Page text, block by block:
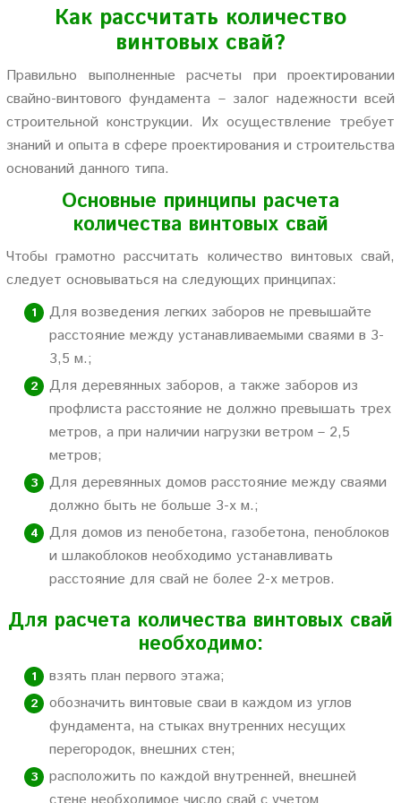
Как рассчитать количество
винтовых свай?
Правильно выполненные расчеты при проектировании
свайно-винтового фундамента – залог надежности всей
строительной конструкции. Их осуществление требует
знаний и опыта в сфере проектирования и строительства
оснований данного типа.
Основные принципы расчета
количества винтовых свай
Чтобы грамотно рассчитать количество винтовых свай,
следует основываться на следующих принципах:
Для возведения легких заборов не превышайте
расстояние между устанавливаемыми сваями в 3-
3,5 м.;
Для деревянных заборов, а также заборов из
профлиста расстояние не должно превышать трех
метров, а при наличии нагрузки ветром – 2,5
метров;
Для деревянных домов расстояние между сваями
должно быть не больше 3-х м.;
Для домов из пенобетона, газобетона, пеноблоков
и шлакоблоков необходимо устанавливать
расстояние для свай не более 2-х метров.
Для расчета количества винтовых свай
необходимо:
взять план первого этажа;
обозначить винтовые сваи в каждом из углов
фундамента, на стыках внутренних несущих
перегородок, внешних стен;
расположить по каждой внутренней, внешней